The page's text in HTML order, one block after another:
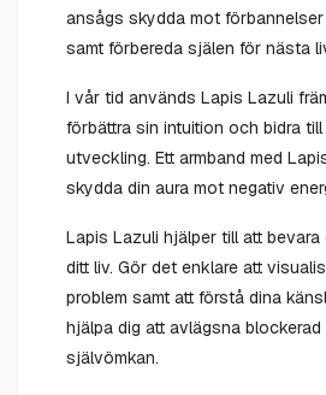
ansågs skydda mot
samt förbereda själen för nästa
I vår tid används Lapis Lazuli
förbättra sin intuition och bidra
utveckling. Ett armband med
skydda din aura mot negativ
Lapis Lazuli hjälper till att
ditt liv. Gör det enklare att
problem samt att förstå dina
hjälpa dig att avlägsna blockerad
självömkan.